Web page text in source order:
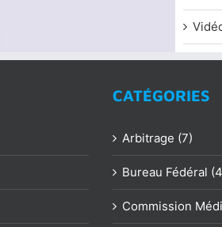
CATÉGORIES
Arbitrage (7)
Bureau Fédéral
Commission